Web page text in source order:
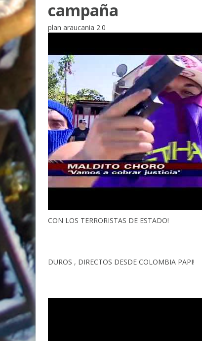
campaña
plan araucania 2.0
CON LOS TERRORISTAS DE ESTADO!
DUROS , DIRECTOS DESDE COLOMBIA PAPI!